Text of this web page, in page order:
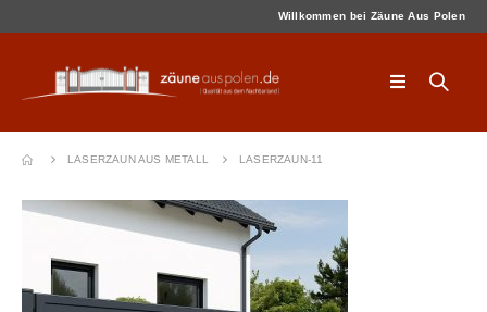
Willkommen bei Zäune Aus Polen
LASERZAUN AUS METALL LASERZAUN-11